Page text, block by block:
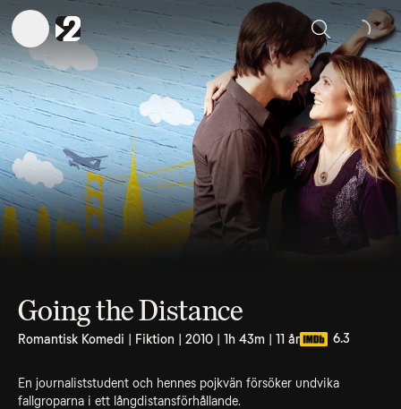
Sök
Going the Distance
Romantisk Komedi | Fiktion | 2010 | 1h 43m | 11 år 6.3
En journaliststudent och hennes pojkvän försöker undvika
fallgroparna i ett långdistansförhållande.